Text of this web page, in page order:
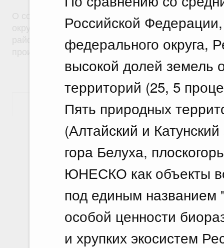
Российской
федерального округа,
высокой долей земель
территорий (25, 5
Пять природных
(Алтайский и
гора Белуха,
ЮНЕСКО как объекты
под единым названием
особой ценности
и хрупких экосистем
О создании на территориях муниципальных
округ город Саяногорск Республики Хакасия и
район Республики Хакасия особой
производственного типа
Показать еще